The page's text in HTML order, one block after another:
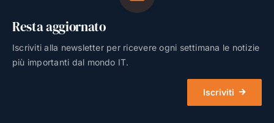
Resta aggiornato
Iscriviti alla newsletter per ricevere ogni settimana le notizie
più importanti dal mondo IT.
Iscriviti